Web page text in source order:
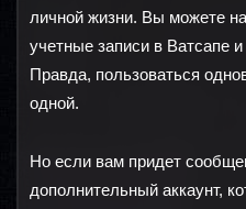
личной жизни. Вы можете на
учетные записи в Ватсапе
Правда, пользоваться
одной.
Но если вам придет
дополнительный аккаунт,